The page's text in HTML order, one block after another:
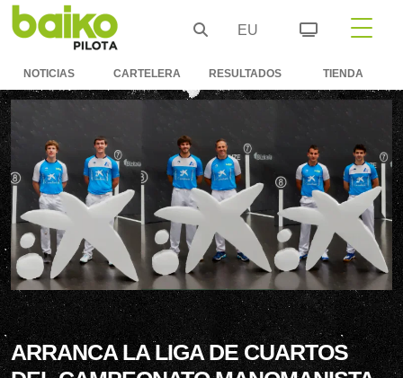
EU
NOTICIAS CARTELERA RESULTADOS TIENDA
ARRANCA LA LIGA DE CUARTOS